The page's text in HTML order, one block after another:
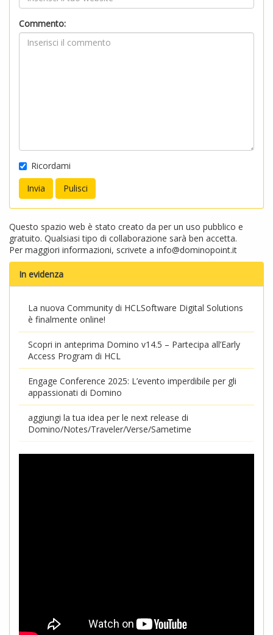
Commento:
Ricordami
Questo spazio web è stato creato da per un uso pubblico e
gratuito. Qualsiasi tipo di collaborazione sarà ben accetta.
Per maggiori informazioni, scrivete a info@dominopoint.it
In evidenza
La nuova Community di HCLSoftware Digital Solutions
è finalmente online!
Scopri in anteprima Domino v14.5 – Partecipa all’Early
Access Program di HCL
Engage Conference 2025: L’evento imperdibile per gli
appassionati di Domino
aggiungi la tua idea per le next release di
Domino/Notes/Traveler/Verse/Sametime